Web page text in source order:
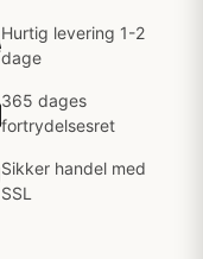
Hurtig levering 1-2
dage
365 dages
fortrydelsesret
Sikker handel med
SSL